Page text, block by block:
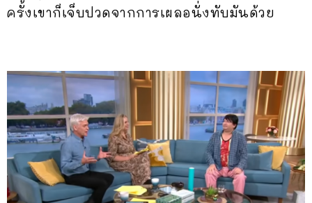
ครั้งเขาก็เจ็บปวดจากการเผลอนั่งทับมันด้วย